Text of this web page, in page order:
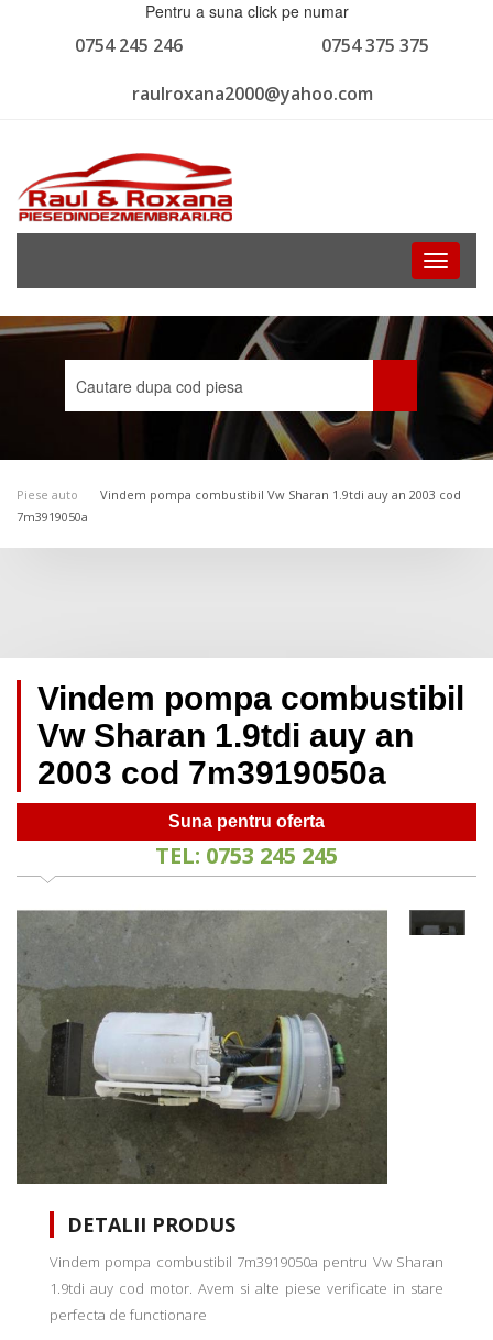
Pentru a suna click pe numar
0754 375 375
0754 245 246
raulroxana2000@yahoo.com
Toggle
Piese auto
Vindem pompa combustibil Vw Sharan 1.9tdi auy an 2003 cod
7m3919050a
Vindem pompa combustibil
Vw Sharan 1.9tdi auy an
2003 cod 7m3919050a
Suna pentru oferta
TEL: 0753 245 245
DETALII PRODUS
Vindem pompa combustibil 7m3919050a pentru Vw Sharan
1.9tdi auy cod motor. Avem si alte piese verificate in stare
perfecta de functionare